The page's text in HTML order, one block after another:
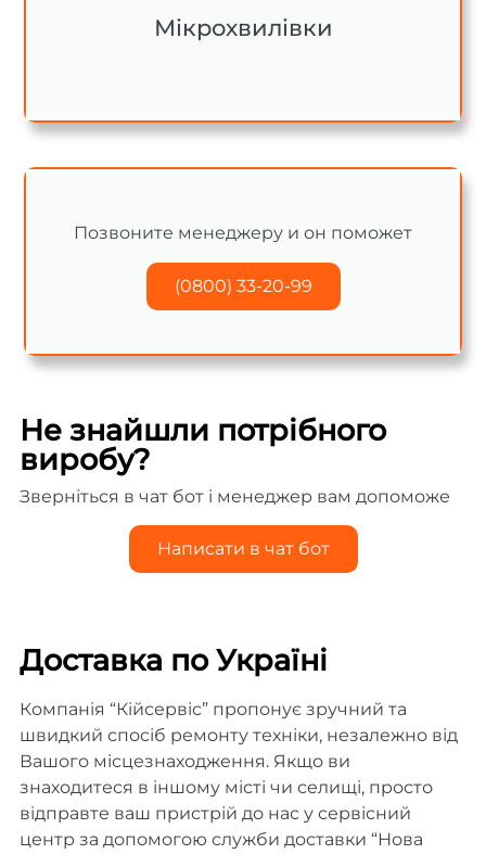
Мікрохвилівки
Позвоните менеджеру и он поможет
(0800) 33-20-99
Не знайшли потрібного
виробу?
Зверніться в чат бот і менеджер вам допоможе
Написати в чат бот
Доставка по Україні
Компанія “Кійсервіс” пропонує зручний та
швидкий спосіб ремонту техніки, незалежно від
Вашого місцезнаходження. Якщо ви
знаходитеся в іншому місті чи селищі, просто
відправте ваш пристрій до нас у сервісний
центр за допомогою служби доставки “Нова